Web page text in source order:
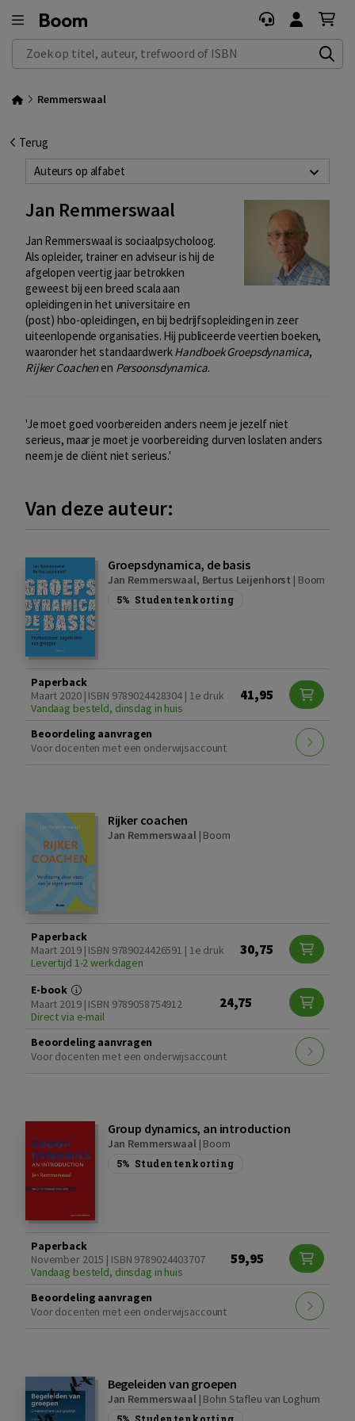
Zoek op titel, auteur, trefwoord of ISBN
Remmerswaal
Terug
Auteurs op alfabet
Jan Remmerswaal
Jan Remmerswaal is sociaalpsycholoog.
Als opleider, trainer en adviseur is hij de
afgelopen veertig jaar betrokken
geweest bij een breed scala aan
opleidingen in het universitaire en
(post) hbo-opleidingen, en bij bedrijfsopleidingen in zeer
uiteenlopende organisaties. Hij publiceerde veertien boeken,
waaronder het standaardwerkHandboek Groepsdynamica,
Rijker Coachenen Persoonsdynamica.
'Je moet goed voorbereiden anders neem je jezelf niet
serieus, maar je moet je voorbereiding durven loslaten anders
neem je de cliënt niet serieus.'
Van deze auteur:
Groepsdynamica, de basis
Jan Remmerswaal, Bertus Leijenhorst | Boom
5% Studentenkorting
Paperback
Maart 2020 | ISBN 9789024428304 | 1e druk
Vandaag besteld, dinsdag in huis
41,95
Beoordeling aanvragen
Voor docenten met een onderwijsaccount
Rijker coachen
Jan Remmerswaal| Boom
Paperback
Maart 2019 | ISBN 9789024426591 | 1e druk
Levertijd 1-2 werkdagen
30,75
E-book
Maart 2019 | ISBN 9789058754912
Direct via e-mail
24,75
Beoordeling aanvragen
Voor docenten met een onderwijsaccount
Group dynamics, an introduction
Jan Remmerswaal| Boom
5% Studentenkorting
Paperback
November 2015 | ISBN 9789024403707
Vandaag besteld, dinsdag in huis
59,95
Beoordeling aanvragen
Voor docenten met een onderwijsaccount
Begeleiden van groepen
Jan Remmerswaal| Bohn Stafleu van Loghum
5% Studentenkorting